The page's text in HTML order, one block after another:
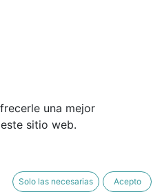
una mejor
sitio web.
Solo las necesarias Acepto